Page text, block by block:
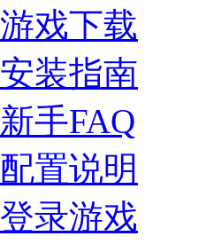
游戏下载
安装指南
新手FAQ
配置说明
登录游戏